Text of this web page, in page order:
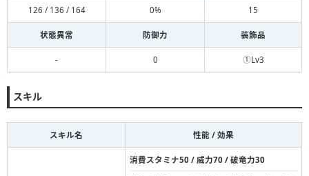
126 / 136 / 164 0% 15
状態異常 防御力 装飾品
- 0 ①Lv3
スキル
スキル名 性能 / 効果
消費スタミナ50 / 威力70 / 破竜力30